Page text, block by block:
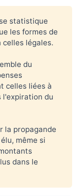
statistique
les formes de
celles légales.
du
celles liées à
l'expiration du
la propagande
même si
dans le